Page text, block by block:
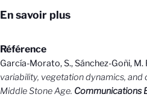
En savoir plus
Référence
García-Morato, S., Sánchez-Goñi, M.
variability, vegetation dynamics,
Middle Stone Age. Communications